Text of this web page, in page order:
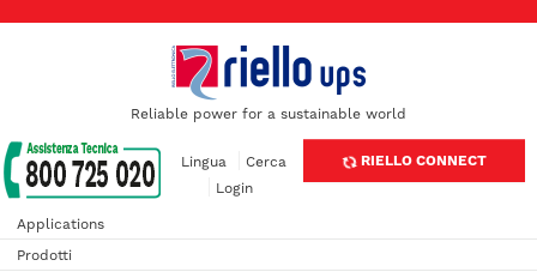
Reliable power for a sustainable world
RIELLO CONNECT
Lingua
Cerca
Login
Applications
Prodotti